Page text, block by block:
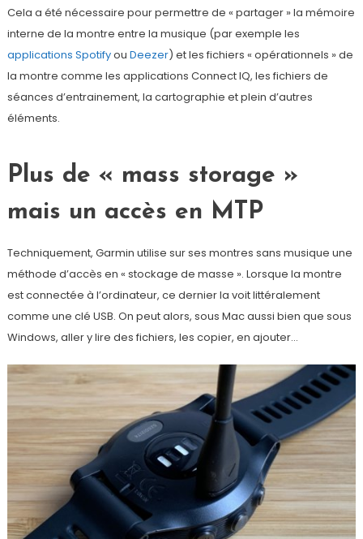
Cela a été nécessaire pour permettre de « partager » la mémoire
interne de la montre entre la musique (par exemple les
applications Spotifyou Deezer) et les fichiers « opérationnels » de
la montre comme les applications Connect IQ, les fichiers de
séances d’entrainement, la cartographie et plein d’autres
éléments.
Plus de « mass storage »
mais un accès en MTP
Techniquement, Garmin utilise sur ses montres sans musique une
méthode d’accès en « stockage de masse ». Lorsque la montre
est connectée à l’ordinateur, ce dernier la voit littéralement
comme une clé USB. On peut alors, sous Mac aussi bien que sous
Windows, aller y lire des fichiers, les copier, en ajouter…